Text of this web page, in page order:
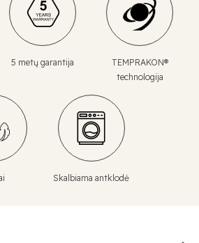
5 metų garantija
TEMPRAKON®
technologija
Skalbiama antklodė